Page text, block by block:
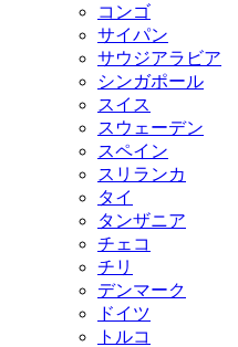
コンゴ
サイパン
サウジアラビア
シンガポール
スイス
スウェーデン
スペイン
スリランカ
タイ
タンザニア
チェコ
チリ
デンマーク
ドイツ
トルコ